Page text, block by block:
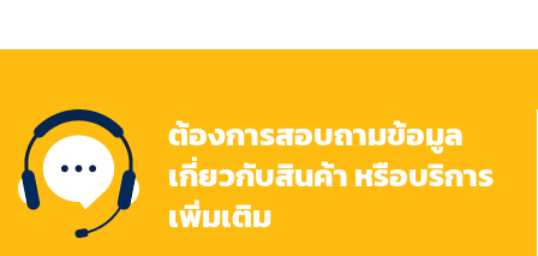
ต้องการสอบถามข้อมูล
เกี่ยวกับสินค้า หรือบริการ
เพิ่มเติม